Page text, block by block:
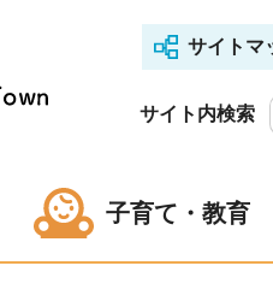
サイトマ
サイト内検索
子育て・教育